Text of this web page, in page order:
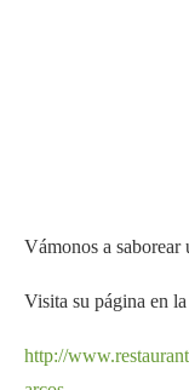
Vámonos a
Visita su página en
http://